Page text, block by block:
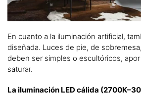
En cuanto a la iluminación artificial,
diseñada. Luces de pie, de
deben ser simples o escultóricos,
saturar.
La iluminación LED cálida